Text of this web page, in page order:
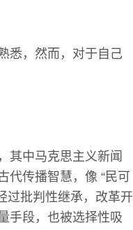
悉，然而，对于自己
其中马克思主义新闻
传播智慧，像 “民可
过批判性继承，改革开
手段，也被选择性吸